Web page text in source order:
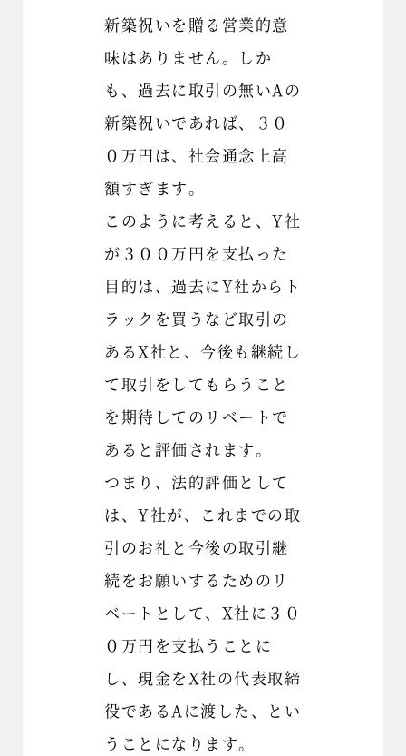
新築祝いを贈る営業的意
味はありません。しか
も、過去に取引の無いAの
新築祝いであれば、３０
０万円は、社会通念上高
額すぎます。
このように考えると、Y社
が３００万円を支払った
目的は、過去にY社からト
ラックを買うなど取引の
あるX社と、今後も継続し
て取引をしてもらうこと
を期待してのリベートで
あると評価されます。
つまり、法的評価として
は、Y社が、これまでの取
引のお礼と今後の取引継
続をお願いするためのリ
ベートとして、X社に３０
０万円を支払うことに
し、現金をX社の代表取締
役であるAに渡した、とい
うことになります。